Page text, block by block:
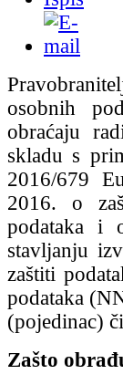
osobnih
obraćaju
skladu s
2016/679
2016. o
podataka i
stavljanju
zaštiti
podataka
(pojedinac)
Zašto